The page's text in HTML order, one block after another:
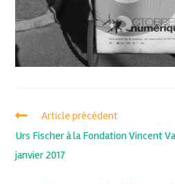
Article précédent
Urs Fischer à la Fondation Vincent
janvier 2017